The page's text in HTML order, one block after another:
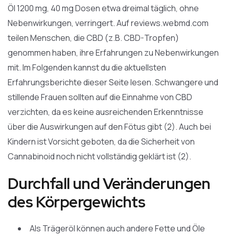
Öl 1200 mg, 40 mg Dosen etwa dreimal täglich, ohne
Nebenwirkungen, verringert. Auf reviews.webmd.com
teilen Menschen, die CBD (z.B. CBD-Tropfen)
genommen haben, ihre Erfahrungen zu Nebenwirkungen
mit. Im Folgenden kannst du die aktuellsten
Erfahrungsberichte dieser Seite lesen. Schwangere und
stillende Frauen sollten auf die Einnahme von CBD
verzichten, da es keine ausreichenden Erkenntnisse
über die Auswirkungen auf den Fötus gibt (2). Auch bei
Kindern ist Vorsicht geboten, da die Sicherheit von
Cannabinoid noch nicht vollständig geklärt ist (2).
Durchfall und Veränderungen
des Körpergewichts
Als Trägeröl können auch andere Fette und Öle